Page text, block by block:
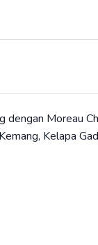
Moreau
Kelapa